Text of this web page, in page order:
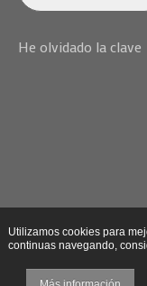
He olvidado la clave
Utilizamos cookies para
continuas navegando,